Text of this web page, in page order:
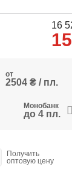
16
от
2504 ₴ / пл.
Монобанк
до 4 пл.
Получить
оптовую цену